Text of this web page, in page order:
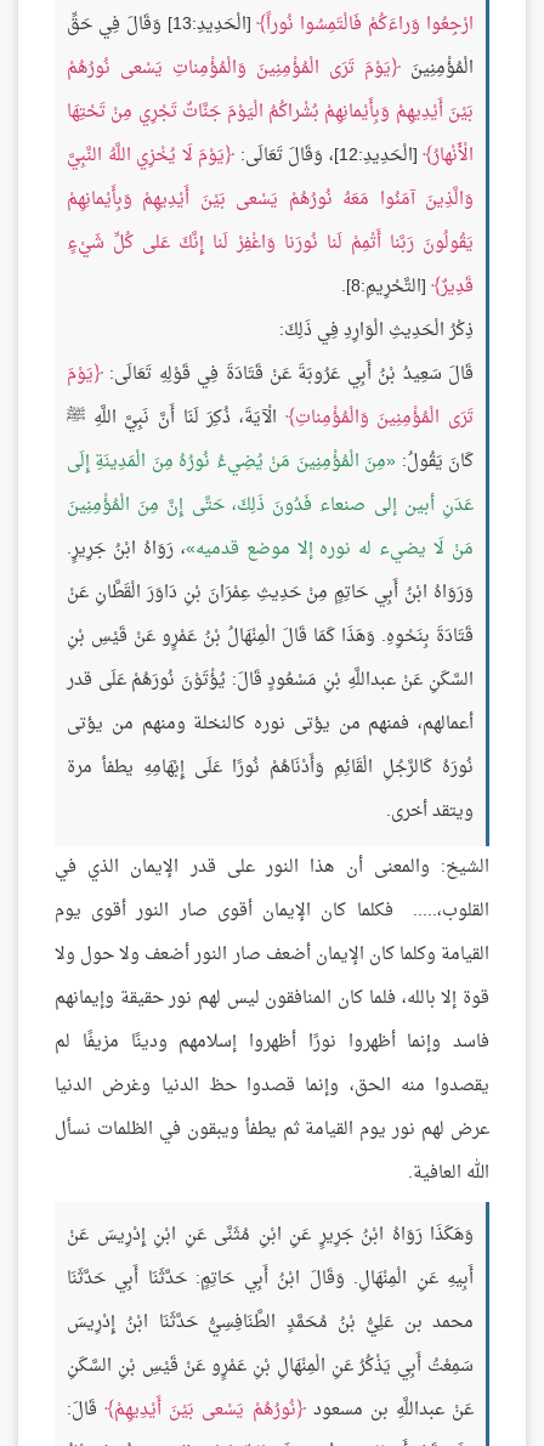
ارْجِعُوا وَراءَكُمْ فَالْتَمِسُوا نُوراً
[الْحَدِيدِ:13] وَقَالَ فِي حَقِّ
الْمُؤْمِنِينَ
يَوْمَ تَرَى الْمُؤْمِنِينَ وَالْمُؤْمِناتِ يَسْعى نُورُهُمْ
بَيْنَ أَيْدِيهِمْ وَبِأَيْمانِهِمْ بُشْراكُمُ الْيَوْمَ جَنَّاتٌ تَجْرِي مِنْ تَحْتِهَا
الْأَنْهارُ [الْحَدِيدِ:12]، وَقَالَ تَعَالَى:
يَوْمَ لَا يُخْزِي اللَّهُ النَّبِيَّ
وَالَّذِينَ آمَنُوا مَعَهُ نُورُهُمْ يَسْعى بَيْنَ أَيْدِيهِمْ وَبِأَيْمانِهِمْ
يَقُولُونَ رَبَّنا أَتْمِمْ لَنا نُورَنا وَاغْفِرْ لَنا إِنَّكَ عَلى كُلِّ شَيْءٍ
قَدِيرٌ [التَّحْرِيمِ:8].
ذِكْرُ الْحَدِيثِ الْوَارِدِ فِي ذَلِكَ:
قَالَ سَعِيدُ بْنُ أَبِي عَرُوبَةَ عَنْ قَتَادَةَ فِي قَوْلِهِ تَعَالَى: يَوْمَ
تَرَى الْمُؤْمِنِينَ وَالْمُؤْمِناتِ الْآيَةَ، ذُكِرَ لَنَا أَنَّ نَبِيَّ اللَّهِ ﷺ
كَانَ يَقُولُ: مِنَ الْمُؤْمِنِينَ مَنْ يُضِيءُ نُورُهُ مِنَ الْمَدِينَةِ إِلَى
عَدَنِ أبين إلى صنعاء فَدُونَ ذَلِكَ، حَتَّى إِنَّ مِنَ الْمُؤْمِنِينَ
مَنْ لَا يضيء له نوره إلا موضع قدميه ، رَوَاهُ ابْنُ جَرِيرٍ.
وَرَوَاهُ ابْنُ أَبِي حَاتِمٍ مِنْ حَدِيثِ عِمْرَانَ بْنِ دَاوَرَ الْقَطَّانِ عَنْ
قَتَادَةَ بِنَحْوِهِ. وَهَذَا كَمَا قَالَ الْمِنْهَالُ بْنُ عَمْرٍو عَنْ قَيْسِ بْنِ
السَّكَنِ عَنْ عبداللَّهِ بْنِ مَسْعُودٍ قَالَ: يُؤْتَوْنَ نُورَهُمْ عَلَى قدر
أعمالهم، فمنهم من يؤتى نوره كالنخلة ومنهم من يؤتى
نُورَهُ كَالرَّجُلِ الْقَائِمِ وَأَدْنَاهُمْ نُورًا عَلَى إِبْهَامِهِ يطفأ مرة
ويتقد أخرى.
الشيخ: والمعنى أن هذا النور على قدر الإيمان الذي في
القلوب،..... فكلما كان الإيمان أقوى صار النور أقوى يوم
القيامة وكلما كان الإيمان أضعف صار النور أضعف ولا حول ولا
قوة إلا بالله، فلما كان المنافقون ليس لهم نور حقيقة وإيمانهم
فاسد وإنما أظهروا نورًا أظهروا إسلامهم ودينًا مزيفًا لم
يقصدوا منه الحق، وإنما قصدوا حظ الدنيا وغرض الدنيا
عرض لهم نور يوم القيامة ثم يطفأ ويبقون في الظلمات نسأل
الله العافية.
وَهَكَذَا رَوَاهُ ابْنُ جَرِيرٍ عَنِ ابْنِ مُثَنَّى عَنِ ابْنِ إِدْرِيسَ عَنْ
أَبِيهِ عَنِ الْمِنْهَالِ. وَقَالَ ابْنُ أَبِي حَاتِمٍ: حَدَّثَنَا أَبِي حَدَّثَنَا
محمد بن عَلِيُّ بْنُ مُحَمَّدٍ الطَّنَافِسِيُّ حَدَّثَنَا ابْنُ إِدْرِيسَ
سَمِعْتُ أَبِي يَذْكُرُ عَنِ الْمِنْهَالِ بْنِ عَمْرٍو عَنْ قَيْسِ بْنِ السَّكَنِ
عَنْ عبداللَّهِ بن مسعود نُورُهُمْ يَسْعى بَيْنَ أَيْدِيهِمْ قَالَ: